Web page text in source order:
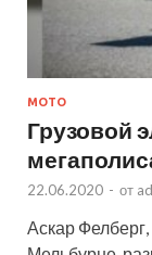
МОТО
Грузовой
22.06.2020 - от
Аскар